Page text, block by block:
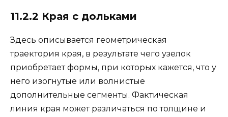
11.2.2 Края с дольками
Здесь описывается геометрическая
траектория края, в результате чего узелок
приобретает формы, при которых кажется, что у
него изогнутые или волнистые
дополнительные сегменты. Фактическая
линия края может различаться по толщине и